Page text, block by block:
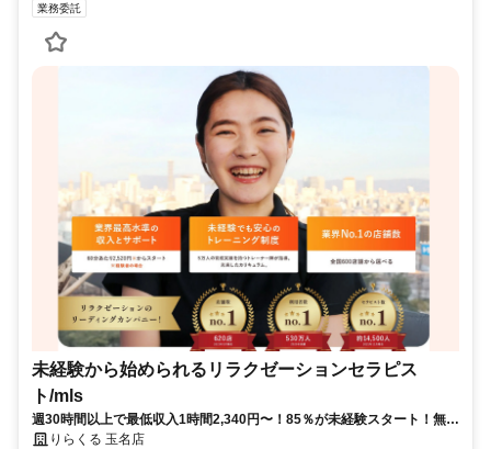
業務委託
未経験から始められるリラクゼーションセラピス
ト/mls
週30時間以上で最低収入1時間2,340円〜！85％が未経験スタート！無料
トレで一生モノの技術を習得✅好きな時間に収入を得られます⏰【熊本
りらくる 玉名店